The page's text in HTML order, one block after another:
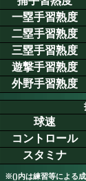
一塁手習熟度
二塁手習熟度
三塁手習熟度
遊撃手習熟度
外野手習熟度
球速
コントロール
スタミナ
※()内は練習等による成